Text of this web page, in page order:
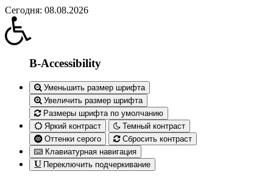
Сегодня: 08.08.2026
B-Accessibility
Уменьшить размер шрифта
Увеличить размер шрифта
Размеры шрифта по умолчанию
Яркий контраст
Темный контраст
Оттенки серого
Сбросить контраст
Клавиатурная навигация
Переключить подчеркивание